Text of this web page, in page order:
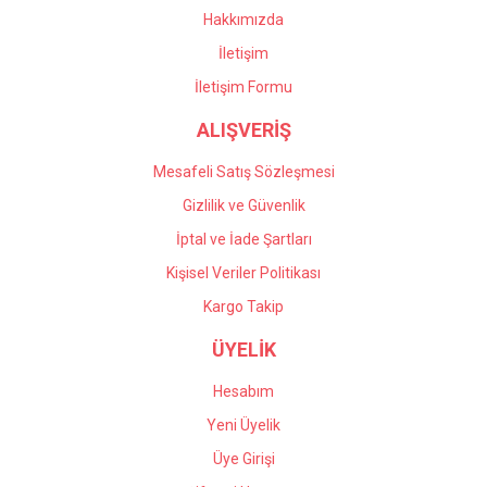
Önder Kaçar | 20/05/2026
Hakkımızda
İletişim
İletişim Formu
ALIŞVERİŞ
Mesafeli Satış Sözleşmesi
Gizlilik ve Güvenlik
İptal ve İade Şartları
Kişisel Veriler Politikası
Kargo Takip
ÜYELİK
Hesabım
Yeni Üyelik
Üye Girişi